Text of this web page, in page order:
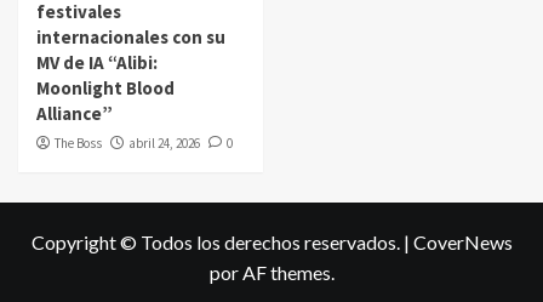
festivales
internacionales con su
MV de IA “Alibi:
Moonlight Blood
Alliance”
The Boss abril 24, 2026 0
Copyright © Todos los derechos reservados. | CoverNews
por AF themes.